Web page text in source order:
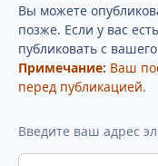
Вы можете
позже. Если у вас
публиковать с
Примечание: Ваш
перед публикацией.